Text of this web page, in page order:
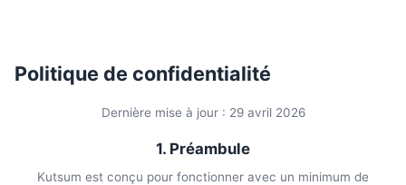
Politique de confidentialité
Dernière mise à jour : 29 avril 2026
1. Préambule
Kutsum est conçu pour fonctionner avec un minimum de